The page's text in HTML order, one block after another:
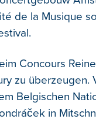
de la Musique
Concours
zu überzeugen.
Belgischen
in